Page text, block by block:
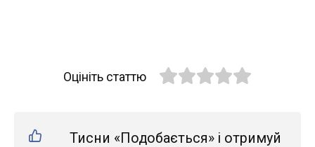
Оцініть статтю
Тисни «Подобається» і отримуй